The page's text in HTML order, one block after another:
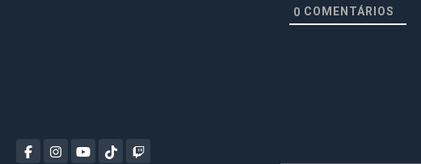
0 COMENTÁRIOS